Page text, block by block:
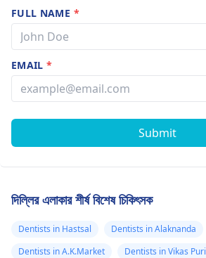
FULL NAME *
EMAIL*
Submit
দিল্লির এলাকার শীর্ষ বিশেষ চিকিৎসক
Dentists in Hastsal
Dentists in Alaknanda
Dentists in A.K.Market
Dentists in Vikas Puri